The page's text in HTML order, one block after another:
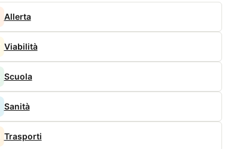
Allerta
Viabilità
Scuola
Sanità
Trasporti